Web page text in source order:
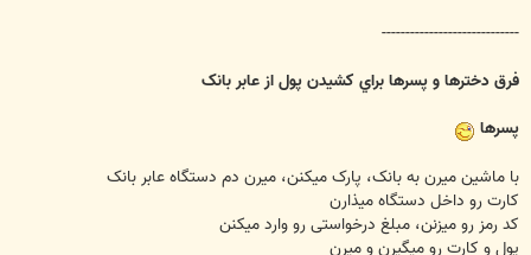
-----------------------------
فرق دخترها و پسرها براي کشيدن پول از عابر بانک
پسرها
با ماشين ميرن به بانک، پارک ميکنن، ميرن دم دستگاه عابر بانک
کارت رو داخل دستگاه ميذارن
کد رمز رو ميزنن، مبلغ درخواستی رو وارد ميکنن
پول و کارت رو ميگيرن و ميرن